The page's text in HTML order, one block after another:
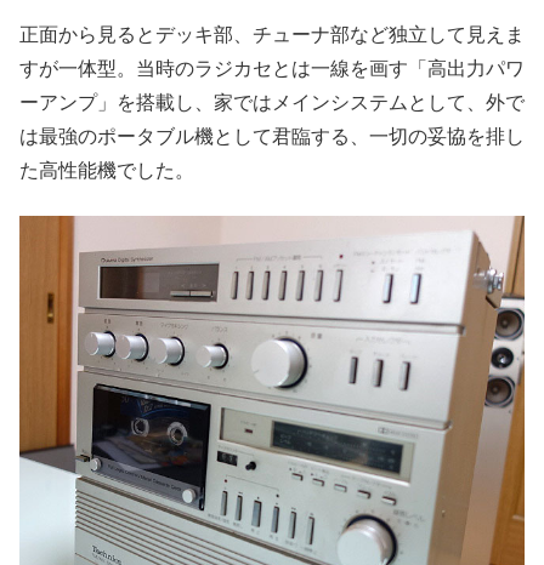
正面から見るとデッキ部、チューナ部など独立して見えま
すが一体型。当時のラジカセとは一線を画す「高出力パワ
ーアンプ」を搭載し、家ではメインシステムとして、外で
は最強のポータブル機として君臨する、一切の妥協を排し
た高性能機でした。